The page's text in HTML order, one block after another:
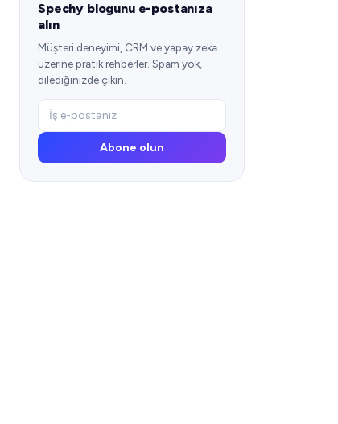
Spechy blogunu e-postanıza
alın
Müşteri deneyimi, CRM ve yapay zeka
üzerine pratik rehberler. Spam yok,
dilediğinizde çıkın.
Abone olun